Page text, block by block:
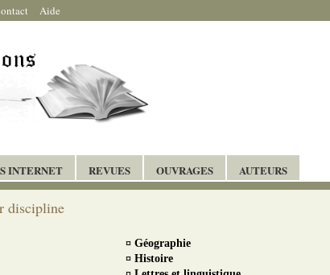
Aide
INTERNET REVUES OUVRAGES AUTEURS
discipline
¤ Géographie
¤ Histoire